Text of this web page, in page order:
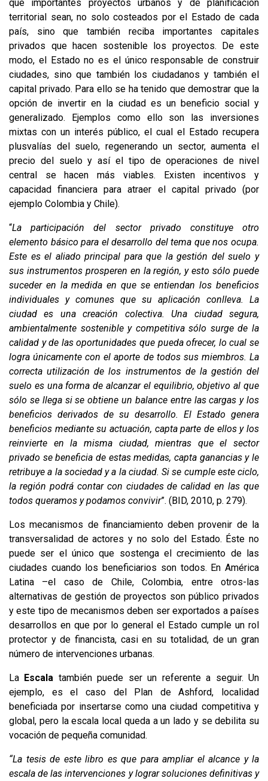
que importantes proyectos urbanos y de planificación
territorial sean, no solo costeados por el Estado de cada
país, sino que también reciba importantes capitales
privados que hacen sostenible los proyectos. De este
modo, el Estado no es el único responsable de construir
ciudades, sino que también los ciudadanos y también el
capital privado. Para ello se ha tenido que demostrar que la
opción de invertir en la ciudad es un beneficio social y
generalizado. Ejemplos como ello son las inversiones
mixtas con un interés público, el cual el Estado recupera
plusvalías del suelo, regenerando un sector, aumenta el
precio del suelo y así el tipo de operaciones de nivel
central se hacen más viables. Existen incentivos y
capacidad financiera para atraer el capital privado (por
ejemplo Colombia y Chile).
“La participación del sector privado constituye otro
elemento básico para el desarrollo del tema que nos ocupa.
Este es el aliado principal para que la gestión del suelo y
sus instrumentos prosperen en la región, y esto sólo puede
suceder en la medida en que se entiendan los beneficios
individuales y comunes que su aplicación conlleva. La
ciudad es una creación colectiva. Una ciudad segura,
ambientalmente sostenible y competitiva sólo surge de la
calidad y de las oportunidades que pueda ofrecer, lo cual se
logra únicamente con el aporte de todos sus miembros. La
correcta utilización de los instrumentos de la gestión del
suelo es una forma de alcanzar el equilibrio, objetivo al que
sólo se llega si se obtiene un balance entre las cargas y los
beneficios derivados de su desarrollo. El Estado genera
beneficios mediante su actuación, capta parte de ellos y los
reinvierte en la misma ciudad, mientras que el sector
privado se beneficia de estas medidas, capta ganancias y le
retribuye a la sociedad y a la ciudad. Si se cumple este ciclo,
la región podrá contar con ciudades de calidad en las que
todos queramos y podamos convivir”. (BID, 2010, p. 279).
Los mecanismos de financiamiento deben provenir de la
transversalidad de actores y no solo del Estado. Éste no
puede ser el único que sostenga el crecimiento de las
ciudades cuando los beneficiarios son todos. En América
Latina –el caso de Chile, Colombia, entre otros-las
alternativas de gestión de proyectos son público privados
y este tipo de mecanismos deben ser exportados a países
desarrollos en que por lo general el Estado cumple un rol
protector y de financista, casi en su totalidad, de un gran
número de intervenciones urbanas.
La Escala también puede ser un referente a seguir. Un
ejemplo, es el caso del Plan de Ashford, localidad
beneficiada por insertarse como una ciudad competitiva y
global, pero la escala local queda a un lado y se debilita su
vocación de pequeña comunidad.
“La tesis de este libro es que para ampliar el alcance y la
escala de las intervenciones y lograr soluciones definitivas y